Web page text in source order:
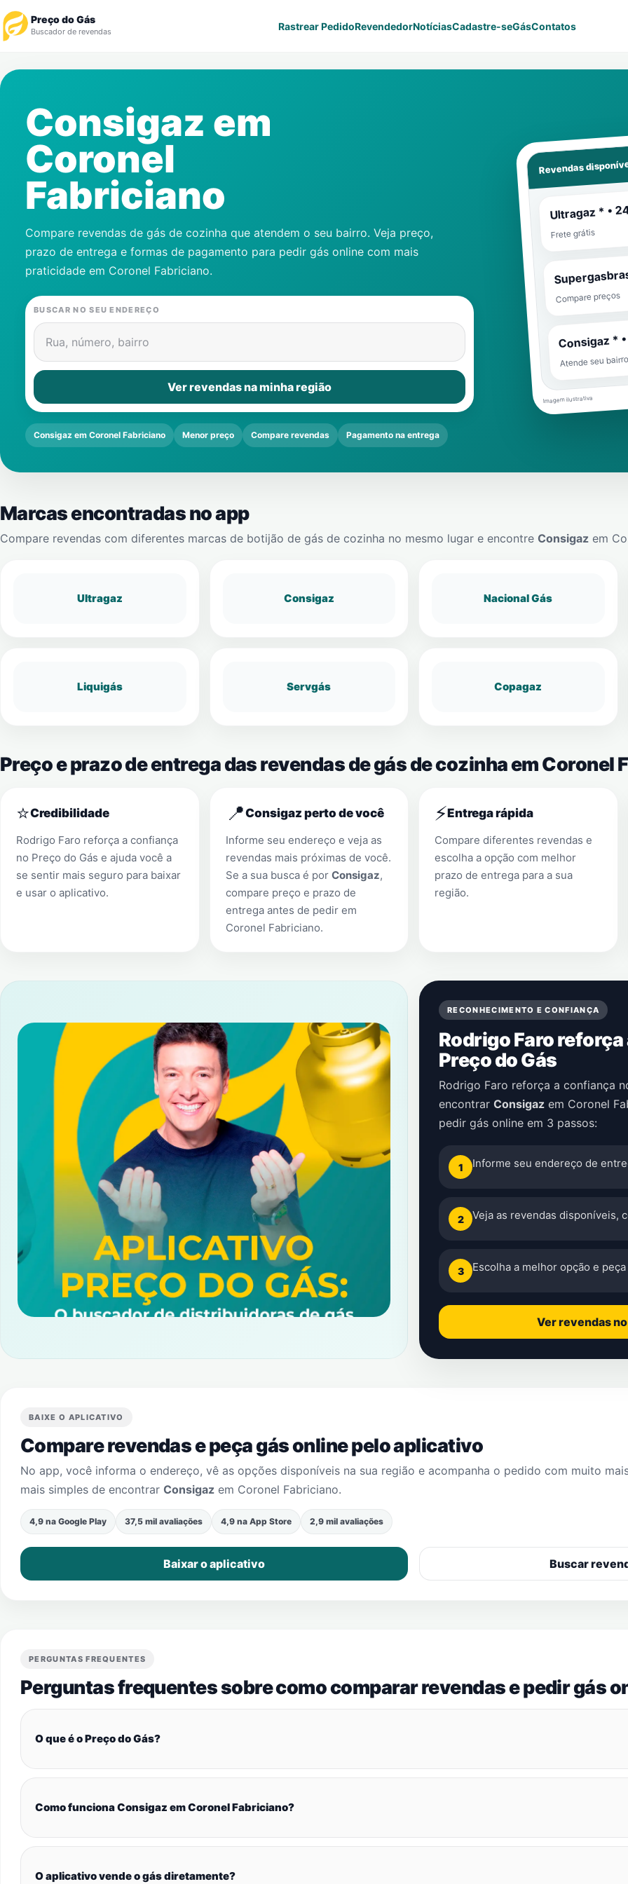
Preço do Gás
Buscador de revendas Rastrear PedidoRevendedorNotíciasCadastre-seGásContatos
Revendedor
Notícias
Cadastre-se
Contatos
Consigaz em
Coronel
Fabriciano
Compare revendas de gás de cozinha que atendem o seu bairro. Veja preço,
prazo de entrega e formas de pagamento para pedir gás online com mais
praticidade em Coronel Fabriciano.
BUSCAR NO SEU ENDEREÇO
Rua, número, bairro
Ver revendas na minha região
Consigaz em Coronel Fabriciano Menor preço Compare revendas Pagamento na entrega
Revendas
Ultragaz * •
Frete grátis
Compare preços
Consigaz *
Atende seu
Imagem ilustrativa
Marcas encontradas no app
Compare revendas com diferentes marcas de botijão de gás de cozinha no mesmo lugar e encontre Consigaz em
Ultragaz Consigaz Nacional Gás
Liquigás Servgás Copagaz
Preço e prazo de entrega das revendas de gás de cozinha em Coronel
⭐Credibilidade
Rodrigo Faro reforça a confiança
no Preço do Gás e ajuda você a
se sentir mais seguro para baixar
e usar o aplicativo.
📍Consigaz perto de você
Informe seu endereço e veja as
revendas mais próximas de você.
Se a sua busca é por Consigaz,
compare preço e prazo de
entrega antes de pedir em
Coronel Fabriciano.
⚡Entrega rápida
Compare diferentes revendas e
escolha a opção com melhor
prazo de entrega para a sua
região.
RECONHECIMENTO E CONFIANÇA
Rodrigo Faro
Preço do Gás
Rodrigo Faro reforça a confiança
encontrar Consigaz em Coronel
pedir gás online em 3 passos:
1 Informe seu endereço de
2 Veja as revendas disponíveis,
3 Escolha a melhor opção e
Ver revendas
BAIXE O APLICATIVO
Compare revendas e peça gás online pelo aplicativo
No app, você informa o endereço, vê as opções disponíveis na sua região e acompanha o pedido com muito
mais simples de encontrar Consigaz em Coronel Fabriciano.
4,9 na Google Play 37,5 mil avaliações 4,9 na App Store 2,9 mil avaliações
Baixar o aplicativo Buscar
PERGUNTAS FREQUENTES
Perguntas frequentes sobre como comparar revendas e pedir gás
O que é o Preço do Gás?
Como funciona Consigaz em Coronel Fabriciano?
O aplicativo vende o gás diretamente?